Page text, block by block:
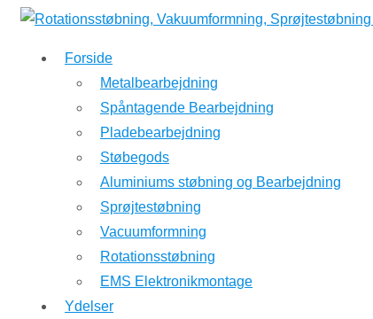
↓
hovedindhold
Forside
Metalbearbejdning
Spåntagende Bearbejdning
Pladebearbejdning
Støbegods
Aluminiums støbning og Bearbejdning
Sprøjtestøbning
Vacuumformning
Rotationsstøbning
EMS Elektronikmontage
Ydelser